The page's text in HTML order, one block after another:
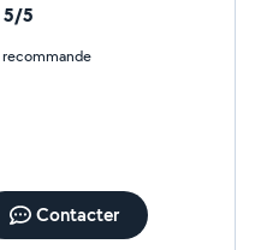
5/5
Contacter